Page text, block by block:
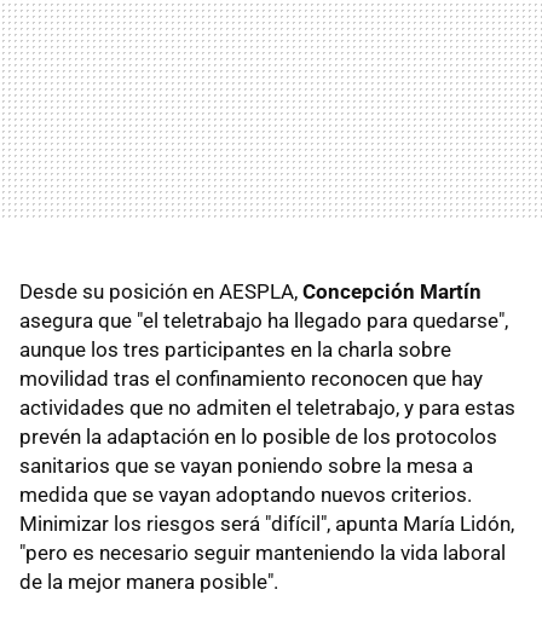
Desde su posición en AESPLA, Concepción Martín
asegura que "el teletrabajo ha llegado para quedarse",
aunque los tres participantes en la charla sobre
movilidad tras el confinamiento reconocen que hay
actividades que no admiten el teletrabajo, y para estas
prevén la adaptación en lo posible de los protocolos
sanitarios que se vayan poniendo sobre la mesa a
medida que se vayan adoptando nuevos criterios.
Minimizar los riesgos será "difícil", apunta María Lidón,
"pero es necesario seguir manteniendo la vida laboral
de la mejor manera posible".